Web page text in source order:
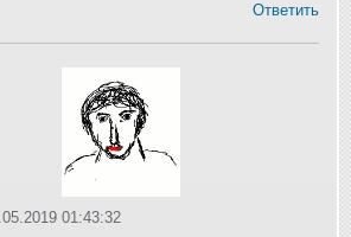
Ответить
01:43:32